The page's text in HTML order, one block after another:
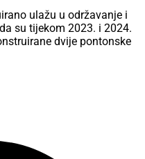
ulažu u održavanje i
su tijekom 2023. i 2024.
dvije pontonske